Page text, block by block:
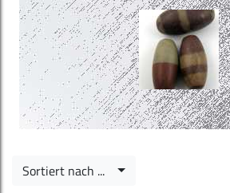
Sortiert nach ...